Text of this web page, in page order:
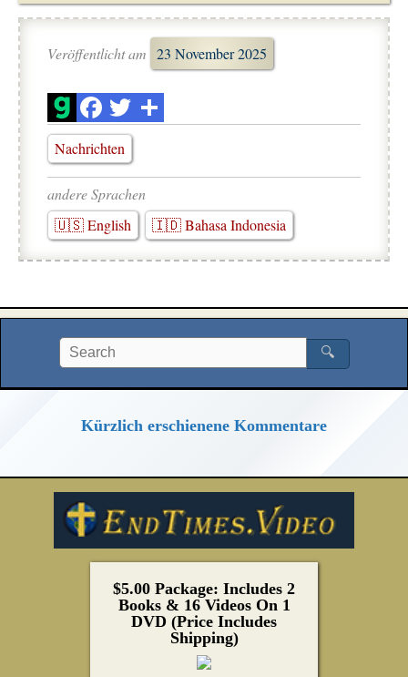
Veröffentlicht am 23 November 2025
Nachrichten
andere Sprachen
🇺🇸 English
🇮🇩 Bahasa Indonesia
🔍
Kürzlich erschienene Kommentare
$5.00 Package: Includes 2
Books & 16 Videos On 1
DVD (Price Includes
Shipping)